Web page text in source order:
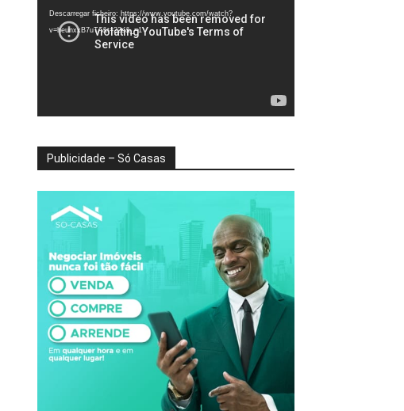
vídeo
Descarregar ficheiro: https://www.youtube.com/watch?
v=heunxxB7uTA&t=22s&_=1
Publicidade – Só Casas